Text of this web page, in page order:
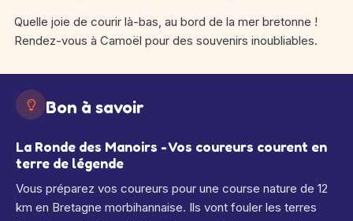
Quelle joie de courir là-bas, au bord de la mer bretonne !
Rendez-vous à Camoël pour des souvenirs inoubliables.
Bon à savoir
La Ronde des Manoirs - Vos coureurs courent en
terre de légende
Vous préparez vos coureurs pour une course nature de 12
km en Bretagne morbihannaise. Ils vont fouler les terres